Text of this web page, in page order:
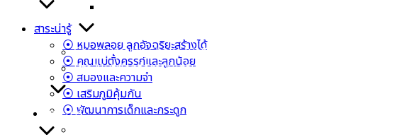
Cal-D Protein Shake โปรตีนเชคเร่งสูง
Pro Nutrient วิตามินเสริมการเจริญเติบโต
สาระน่ารู้
สาระน่ารู้
⦿ หมอพลอย ลูกอัจฉริยะสร้างได้
⦿ คุณแม่ตั้งครรภ์และลูกน้อย
⦿ สมองและความจำ
⦿ เสริมภูมิคุ้มกัน
⦿ พัฒนาการเด็กและกระดูก